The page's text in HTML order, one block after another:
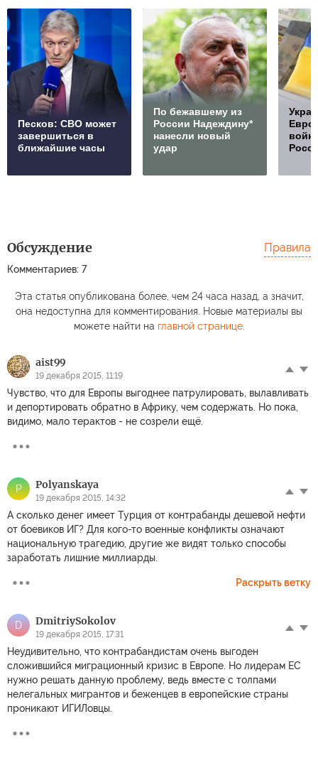
Песков: СВО может
завершиться в
ближайшие часы
По бежавшему из
России Надеждину*
нанесли новый
удар
Обсуждение
Комментариев: 7
Правила
Эта статья опубликована более, чем 24 часа назад, а значит,
она недоступна для комментирования. Новые материалы вы
можете найти на главной странице.
aist99
19 декабря 2015, 11:19
Чувство, что для Европы выгоднее патрулировать, вылавливать
и депортировать обратно в Африку, чем содержать. Но пока,
видимо, мало терактов - не созрели ещё.
P Polyanskaya
19 декабря 2015, 14:32
А сколько денег имеет Турция от контрабанды дешевой нефти
от боевиков ИГ? Для кого-то военные конфликты означают
национальную трагедию, другие же видят только способы
заработать лишние миллиарды.
Раскрыть ветку
D DmitriySokolov
19 декабря 2015, 17:31
Неудивительно, что контрабандистам очень выгоден
сложившийся миграционный кризис в Европе. Но лидерам ЕС
нужно решать данную проблему, ведь вместе с толпами
нелегальных мигрантов и беженцев в европейские страны
проникают ИГИЛовцы.